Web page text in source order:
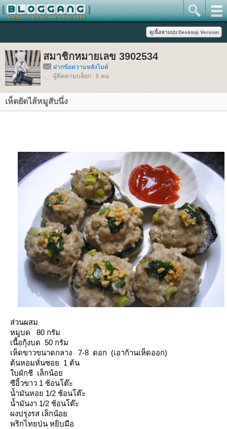
สมาชิกหมายเลข 3902534
ฝากข้อความหลังไมค์
ผู้ติดตามบล็อก : 6 คน
เห็ดยัดไส้หมูสับนึ่ง
ส่วนผสม
หมูบด 80 กรัม
เนื้อกุ้งบด 50 กรัม
เห็ดขาวขนาดกลาง 7-8 ดอก (เอาก้านเห็ดออก)
ต้นหอมหั่นซอย 1 ต้น
บผักชี เล็กน้อ
ซีอิ้วขาว 1 ช้อนโต๊ะ
น้ำมันหอย 1/2 ช้อนโต๊ะ
น้ำมันงา 1/2 ช้อนโต๊ะ
ผงปรุงรส เล็กน้อ
พริกไทยป่น หยิบมือ